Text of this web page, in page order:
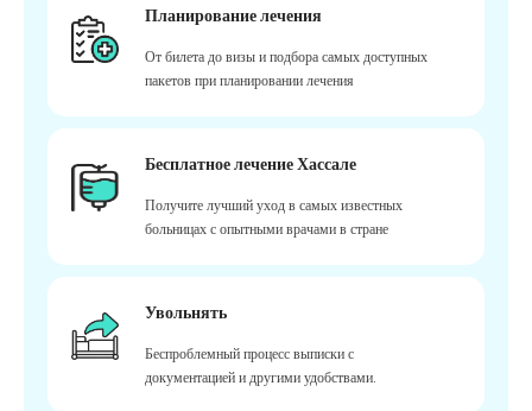
Планирование лечения
От билета до визы и подбора самых доступных
пакетов при планировании лечения
Бесплатное лечение Хассале
Получите лучший уход в самых известных
больницах с опытными врачами в стране
Увольнять
Беспроблемный процесс выписки с
документацией и другими удобствами.